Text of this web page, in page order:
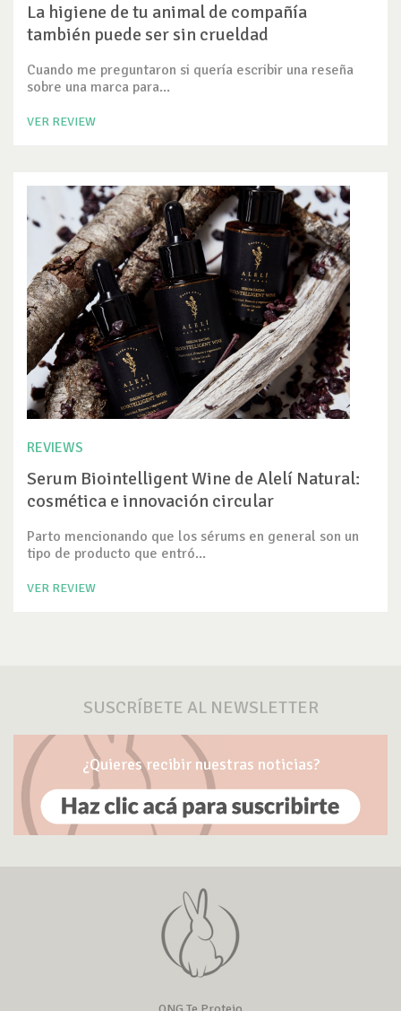
La higiene de tu animal de compañía
también puede ser sin crueldad
Cuando me preguntaron si quería escribir una reseña
sobre una marca para...
VER REVIEW
REVIEWS
Serum Biointelligent Wine de Alelí Natural:
cosmética e innovación circular
Parto mencionando que los sérums en general son un
tipo de producto que entró...
VER REVIEW
SUSCRÍBETE AL NEWSLETTER
¿Quieres recibir nuestras noticias?